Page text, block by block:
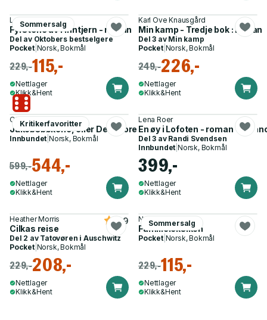
Sommersalg
Lars Elling
Fyrstene av Finntjern - roman
Del av Oktobers bestselgere
Pocket| Norsk, Bokmål
229,-115,-
Nettlager
Klikk&Hent
Karl Ove Knausgård
Min kamp - Tredje bok : roman
Del 3 av Min kamp
Pocket| Norsk, Bokmål
249,-226,-
Nettlager
Klikk&Hent
Kritikerfavoritter
Olga Tokarczuk
Jakobsbøkene, eller Den store reisen over syv grenser,
Innbundet |Norsk, Bokmål
599,-544,-
Nettlager
Klikk&Hent
Lena Roer
En øy i Lofoten - roman
Del 3 av Randi Svendsen
Innbundet |Norsk, Bokmål
399,-
Nettlager
Klikk&Hent
Heather Morris
Cilkas reise
4.9
Del 2 av Tatovøren i Auschwitz
Pocket| Norsk, Bokmål
229,-208,-
Nettlager
Klikk&Hent
Sommersalg
Natalia Ginzburg
Familieleksikon
Pocket| Norsk, Bokmål
229,-115,-
Nettlager
Klikk&Hent